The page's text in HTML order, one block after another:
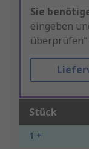
Sie
eingeben
Stück
1 +